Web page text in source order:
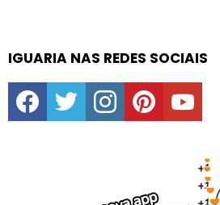
IGUARIA NAS REDES SOCIAIS
facebooktwitter instagrampinterestyoutube